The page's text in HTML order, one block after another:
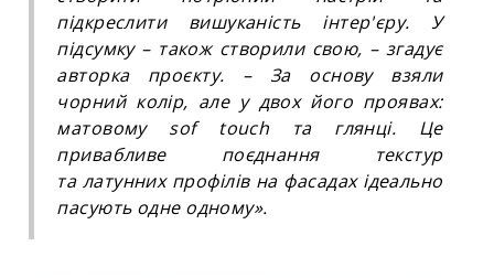
підкреслити вишуканість інтер'єру. У
підсумку – також створили свою, –згадує
авторка проєкту. –За основу взяли
чорний колір, але у двох його проявах:
матовому sof touch та глянці. Це
привабливе поєднання текстур
та латунних профілів на фасадах ідеально
пасують одне одному».